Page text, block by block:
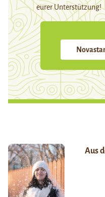
eurer Unterstützung!
Aus